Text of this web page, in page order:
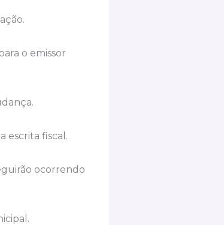
o emissor
escrita fiscal.
ocorrendo